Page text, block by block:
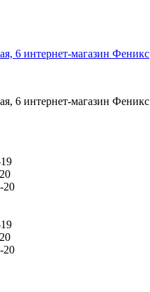
6 интернет-магазин Феникс
6 интернет-магазин Феникс
20
20